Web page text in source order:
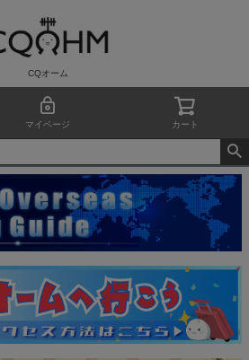
CQオーム
マイページ カート